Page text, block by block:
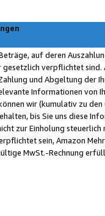
auf deren
gesetzlich verpflichtet
und Abgeltung der
Informationen von
wir (kumulativ zu
bis Sie uns diese
zur Einholung
sein, Amazon
MwSt.-Rechnung